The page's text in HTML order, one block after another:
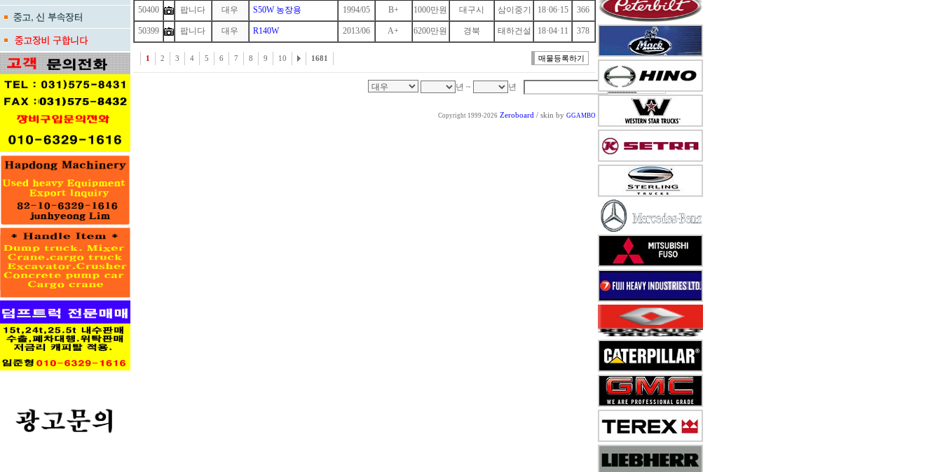
50400 팝니다 대우 S50W 농장용 1994/05 B+ 1000만원 대구시 삼이중기 18·06·15 366
50399 팝니다 대우 R140W 2013/06 A+ 6200만원 경북 태하건설 18·04·11 378
1 2 3 4 5 6 7 8 9 10 1681 매물등록하기
년 ~ 년
Copyright 1999-2026 Zeroboard / skin by GGAMBO